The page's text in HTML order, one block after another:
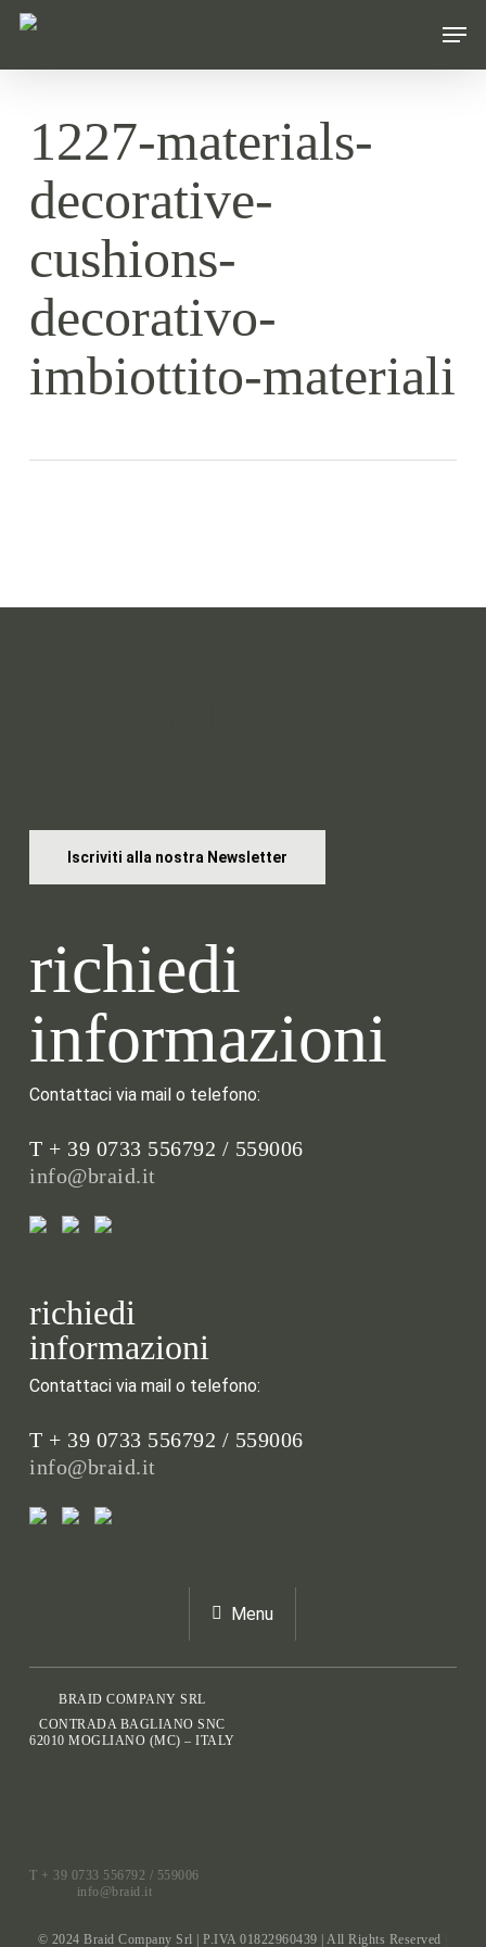
Skip
main
1227-materials-
decorative-
cushions-
decorativo-
imbiottito-materiali
Iscriviti alla nostra Newsletter
richiedi
informazioni
Contattaci via mail o telefono:
T + 39 0733 556792 / 559006
info@braid.it
richiedi
informazioni
Contattaci via mail o telefono:
T + 39 0733 556792 / 559006
info@braid.it
Menu
BRAID COMPANY SRL
CONTRADA BAGLIANO SNC
62010 MOGLIANO (MC) – ITALY
T + 39 0733 556792 / 559006
info@braid.it
© 2024 Braid Company Srl | P.IVA 01822960439 | All Rights Reserved